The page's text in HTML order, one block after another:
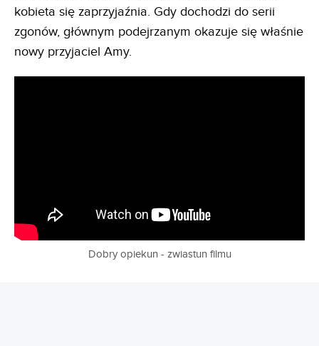
kobieta się zaprzyjaźnia. Gdy dochodzi do serii
zgonów, głównym podejrzanym okazuje się właśnie
nowy przyjaciel Amy.
Dobry opiekun - zwiastun filmu